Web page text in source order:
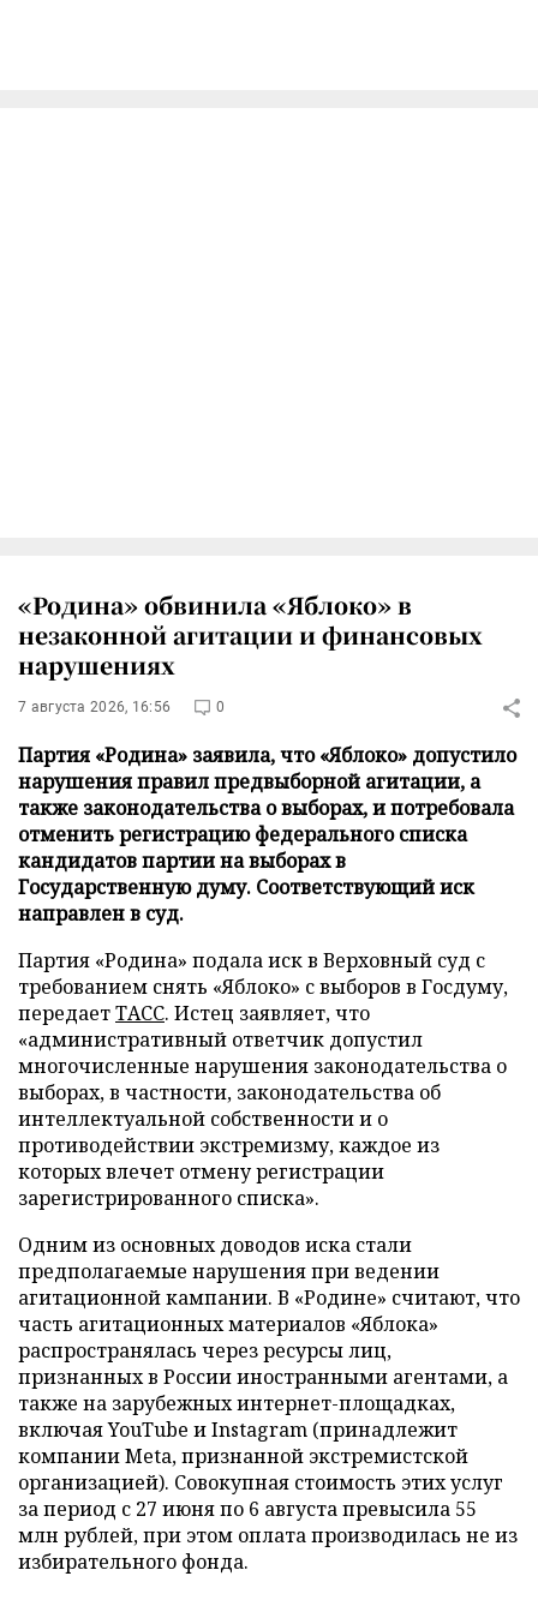
«Родина» обвинила «Яблоко» в
незаконной агитации и финансовых
нарушениях
7 августа 2026, 16:56 0
Партия «Родина» заявила, что «Яблоко» допустило
нарушения правил предвыборной агитации, а
также законодательства о выборах, и потребовала
отменить регистрацию федерального списка
кандидатов партии на выборах в
Государственную думу. Соответствующий иск
направлен в суд.
Партия «Родина» подала иск в Верховный суд с
требованием снять «Яблоко» с выборов в Госдуму,
передаетТАСС. Истец заявляет, что
«административный ответчик допустил
многочисленные нарушения законодательства о
выборах, в частности, законодательства об
интеллектуальной собственности и о
противодействии экстремизму, каждое из
которых влечет отмену регистрации
зарегистрированного списка».
Одним из основных доводов иска стали
предполагаемые нарушения при ведении
агитационной кампании. В «Родине» считают, что
часть агитационных материалов «Яблока»
распространялась через ресурсы лиц,
признанных в России иностранными агентами, а
также на зарубежных интернет-площадках,
включая YouTube и Instagram (принадлежит
компании Meta, признанной экстремистской
организацией). Совокупная стоимость этих услуг
за период с 27 июня по 6 августа превысила 55
млн рублей, при этом оплата производилась не из
избирательного фонда.